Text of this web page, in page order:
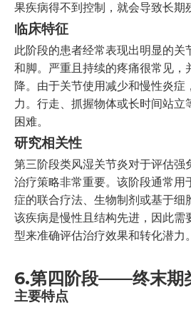
果疾病得不到控制，就会导致长期
临床特征
此阶段的患者经常表现出明显的关
和脚。严重且持续的疼痛很常见，
降。由于关节使用减少和慢性炎症
力。行走、抓握物体或长时间站立
困难。
研究相关性
第三阶段类风湿关节炎对于评估强
治疗策略非常重要。该阶段通常用
症的联合疗法、生物制剂或基于细
该疾病是慢性且结构先进，因此需
型来准确评估治疗效果和转化潜力。
6.第四阶段——终末期
主要特点